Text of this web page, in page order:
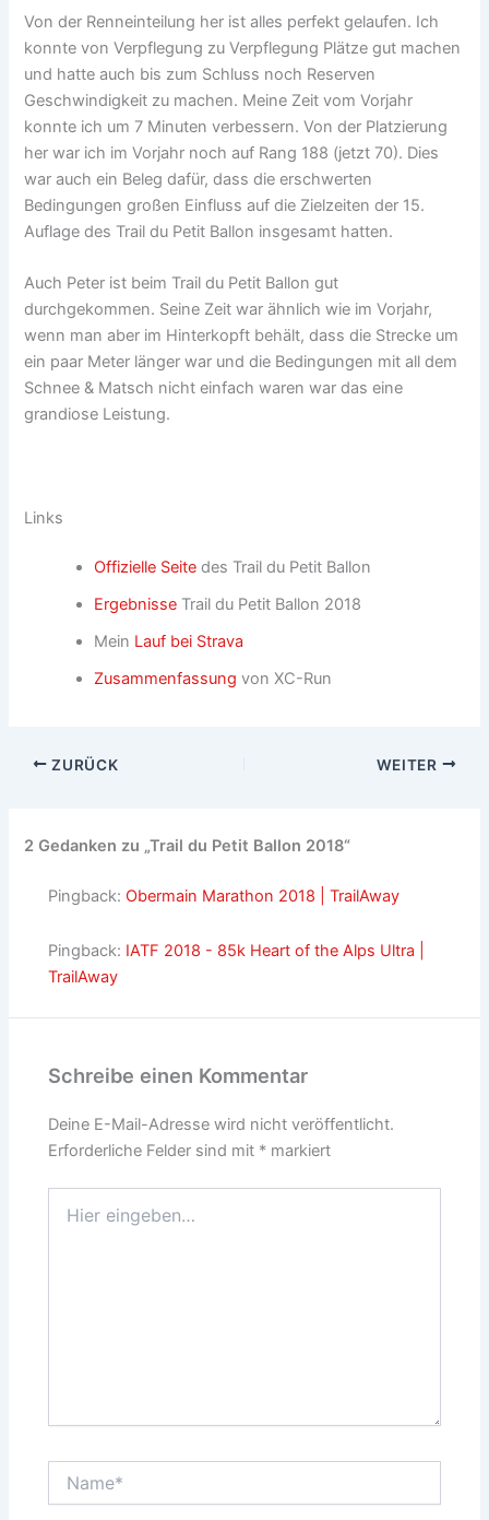
Von der Renneinteilung her ist alles perfekt gelaufen. Ich
konnte von Verpflegung zu Verpflegung Plätze gut machen
und hatte auch bis zum Schluss noch Reserven
Geschwindigkeit zu machen. Meine Zeit vom Vorjahr
konnte ich um 7 Minuten verbessern. Von der Platzierung
her war ich im Vorjahr noch auf Rang 188 (jetzt 70). Dies
war auch ein Beleg dafür, dass die erschwerten
Bedingungen großen Einfluss auf die Zielzeiten der 15.
Auflage des Trail du Petit Ballon insgesamt hatten.
Auch Peter ist beim Trail du Petit Ballon gut
durchgekommen. Seine Zeit war ähnlich wie im Vorjahr,
wenn man aber im Hinterkopft behält, dass die Strecke um
ein paar Meter länger war und die Bedingungen mit all dem
Schnee & Matsch nicht einfach waren war das eine
grandiose Leistung.
Links
Offizielle Seite des Trail du Petit Ballon
Ergebnisse Trail du Petit Ballon 2018
Mein Lauf bei Strava
Zusammenfassung von XC-Run
ZURÜCK WEITER
2 Gedanken zu „Trail du Petit Ballon 2018“
Pingback: Obermain Marathon 2018 | TrailAway
Pingback: IATF 2018 - 85k Heart of the Alps Ultra |
TrailAway
Schreibe einen Kommentar
Deine E-Mail-Adresse wird nicht veröffentlicht.
Erforderliche Felder sind mit * markiert
eingeben…